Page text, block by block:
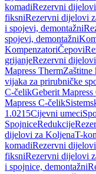
komadiRezervni
fiksniRezervni dijelovi
i spojevi, demontažni
spojevi, demontažni
KompenzatoriČepovi
grijanjeRezervni
Mapress ThermZaštitne
vijaka za prirubničke
C-čelikGeberit
Mapress C-čelik
1.0215Cijevni umeci
SpojniceRedukcije
dijelovi za KoljenaT-
komadiRezervni
fiksniRezervni dijelovi
i spojnice, demontažni